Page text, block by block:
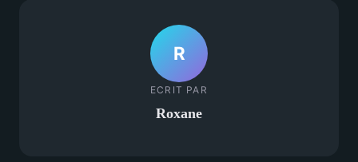
R
ECRIT PAR
Roxane